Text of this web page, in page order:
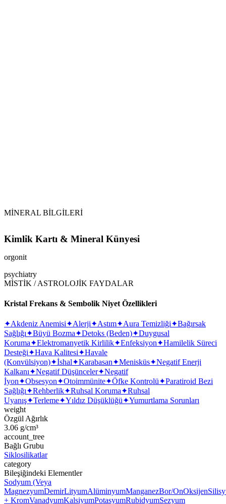
MİNERAL BİLGİLERİ
Kimlik Kartı & Mineral Künyesi
orgonit
psychiatry
MİSTİK / ASTROLOJİK FAYDALAR
Kristal Frekans & Sembolik Niyet Özellikleri
✦Akdeniz Anemisi✦Alerji✦Astım✦Aura Temizliği✦Bağırsak
Sağlığı✦Büyü Bozma✦Detoks (Beden)✦Duygusal
Koruma✦Elektromanyetik Kirlilik✦Enfeksiyon✦Hamilelik Süreci
Desteği✦Hava Kalitesi✦Havale
(Konvülsiyon)✦İshal✦Karabasan✦Menisküs✦Negatif Enerji
Kalkanı✦Negatif Düşünceler✦Negatif
İyon✦Obsesyon✦Otoimmünite✦Öfke Kontrolü✦Paratiroid Bezi
Sağlığı✦Rehberlik✦Ruhsal Koruma✦Ruhsal
Uyanış✦Terleme✦Yıldız Düşüklüğü✦Yumurtlama Sorunları
weight
Özgül Ağırlık
3.06 g/cm³
account_tree
Bağlı Grubu
Siklosilikatlar
category
Bileşiğindeki Elementler
Sodyum (Veya
MagnezyumDemirLityumAlüminyumManganezBor/OnOksijen
+ KromVanadyumKalsiyumPotasyumRubidyumSezyum